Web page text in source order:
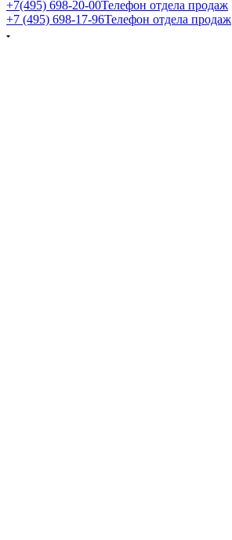
+7(495) 698-20-00Телефон отдела продаж
+7 (495) 698-17-96Телефон отдела продаж